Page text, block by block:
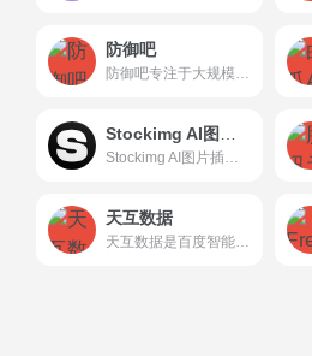
防御吧
防御吧专注于大规模网站DDOS防御,CC攻击防御,为您提供国内免备案高防CDN、DDOS防御、高防服务器等产品，一站式帮您解决各类攻击防御、DDOS攻击困扰,完美解决防御与CDN加速
Stockimg AI图片插画生成
Stockimg AI图片插画生成AI image generation for teams - You can easily generate AI logo, AI book covers, AI posters and more - Stockimg AI
天互数据
天互数据是百度智能云授权服务中心，独家运营百度BGP多线机房，是工信部认证的IDC服务商，18年来为超30万家企业提供全球服务器租用,服务器托管,云服务器,高防服务器以及AI人工智能产品。